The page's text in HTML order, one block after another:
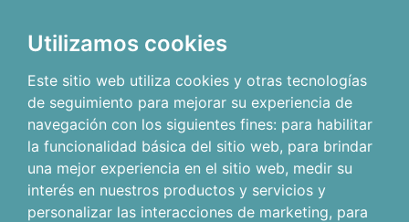
Utilizamos cookies
Este sitio web utiliza cookies y otras tecnologías
de seguimiento para mejorar su experiencia de
navegación con los siguientes fines: para habilitar
la funcionalidad básica del sitio web, para brindar
una mejor experiencia en el sitio web, medir su
interés en nuestros productos y servicios y
personalizar las interacciones de marketing, para